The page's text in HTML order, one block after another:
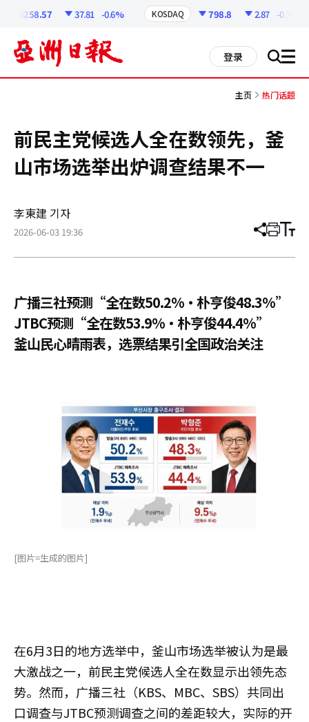
6258.57 37.81 -0.6% KOSDAQ 798.8 2.87 -0.36%
登录 搜 all
主页 热门话题
前民主党候选人全在数领先，釜
山市场选举出炉调查结果不一
李東建 기자
2026-06-03 19:36 分
章
打 调
小
广播三社预测“全在数50.2%·朴亨俊48.3%”
JTBC预测“全在数53.9%·朴亨俊44.4%”
釜山民心晴雨表，选票结果引全国政治关注
[图片=生成的图片]
在6月3日的地方选举中，釜山市场选举被认为是最
大激战之一，前民主党候选人全在数显示出领先态
势。然而，广播三社（KBS、MBC、SBS）共同出
口调查与JTBC预测调查之间的差距较大，实际的开